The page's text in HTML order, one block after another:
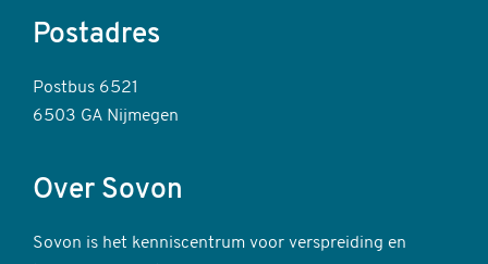
Postadres
Postbus 6521
6503 GA Nijmegen
Over Sovon
Sovon is het kenniscentrum voor verspreiding en